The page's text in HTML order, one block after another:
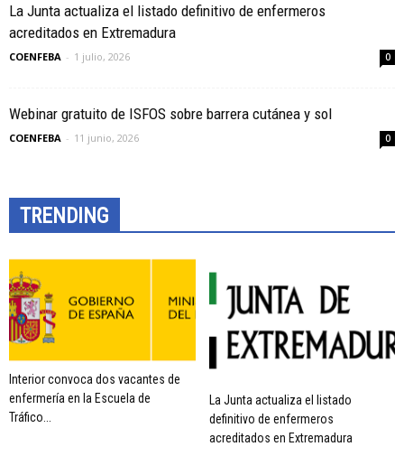
La Junta actualiza el listado definitivo de enfermeros
acreditados en Extremadura
COENFEBA - 1 julio, 2026 0
Webinar gratuito de ISFOS sobre barrera cutánea y sol
COENFEBA - 11 junio, 2026 0
TRENDING
Interior convoca dos vacantes de
enfermería en la Escuela de
Tráfico...
La Junta actualiza el listado
definitivo de enfermeros
acreditados en Extremadura